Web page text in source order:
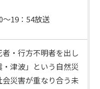
～19：54放送
・行方不明者を出し
津波」という自然災
災害が重なり合う未